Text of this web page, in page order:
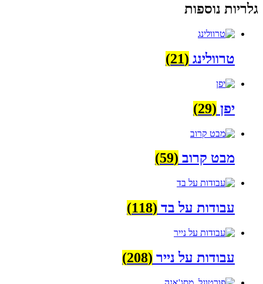
גלריות נוספות
טרוולינג (21)
יפן (29)
מבט קרוב (59)
עבודות על בד (118)
עבודות על נייר (208)